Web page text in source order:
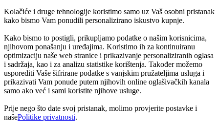
Kolačiće i druge tehnologije koristimo samo uz Vaš osobni pristanak
kako bismo Vam ponudili personalizirano iskustvo kupnje.
Kako bismo to postigli, prikupljamo podatke o našim korisnicima,
njihovom ponašanju i uređajima. Koristimo ih za kontinuiranu
optimizaciju naše web stranice i prikazivanje personaliziranih oglasa
i sadržaja, kao i za analizu statistike korištenja. Također možemo
usporediti Vaše šifrirane podatke s vanjskim pružateljima usluga i
prikazivati Vam ponude putem njihovih online oglašivačkih kanala
samo ako već i sami koristite njihove usluge.
Prije nego što date svoj pristanak, molimo provjerite postavke i
našePolitike privatnosti.